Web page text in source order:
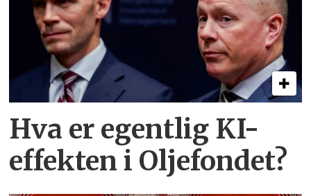
Hva er egentlig KI-
effekten i Oljefondet?